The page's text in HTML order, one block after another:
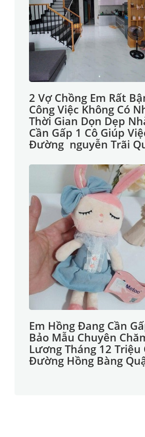
2 Vợ Chồng Em Rất
Công Việc Không Có
Thời Gian Dọn Dẹp
Cần Gấp 1 Cô Giúp
Đường nguyễn Trãi
Em Hồng Đang Cần
Bảo Mẫu Chuyên
Lương Tháng 12 Triệu
Đường Hồng Bàng